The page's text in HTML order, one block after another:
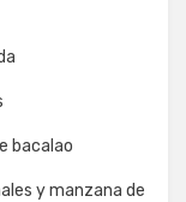
bacalao
y manzana de